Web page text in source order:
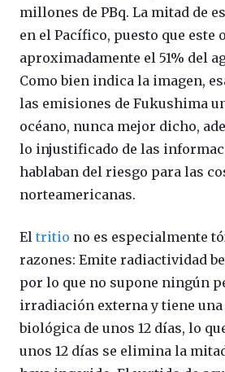
millones de PBq. La mitad de
en el Pacífico, puesto que este
aproximadamente el 51% del
Como bien indica la imagen,
las emisiones de Fukushima
océano, nunca mejor dicho,
lo injustificado de las
hablaban del riesgo para las
norteamericanas.
El tritio no es especialmente
razones: Emite radiactividad
por lo que no supone ningún
irradiación externa y tiene
biológica de unos 12 días, lo
unos 12 días se elimina la